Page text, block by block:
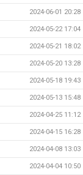
2024-06-01 20:28
2024-05-22 17:04
2024-05-21 18:02
2024-05-20 13:28
2024-05-18 19:43
2024-05-13 15:48
2024-04-25 11:12
2024-04-15 16:28
2024-04-08 13:03
2024-04-04 10:50